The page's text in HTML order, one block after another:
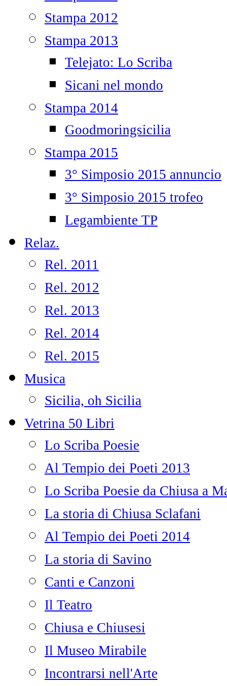
Stampa 2012
Stampa 2013
Telejato: Lo Scriba
Sicani nel mondo
Stampa 2014
Goodmoringsicilia
Stampa 2015
3° Simposio 2015 annuncio
3° Simposio 2015 trofeo
Legambiente TP
Relaz.
Rel. 2011
Rel. 2012
Rel. 2013
Rel. 2014
Rel. 2015
Musica
Sicilia, oh Sicilia
Vetrina 50 Libri
Lo Scriba Poesie
Al Tempio dei Poeti 2013
Lo Scriba Poesie da Chiusa a
La storia di Chiusa Sclafani
Al Tempio dei Poeti 2014
La storia di Savino
Canti e Canzoni
Il Teatro
Chiusa e Chiusesi
Il Museo Mirabile
Incontrarsi nell'Arte